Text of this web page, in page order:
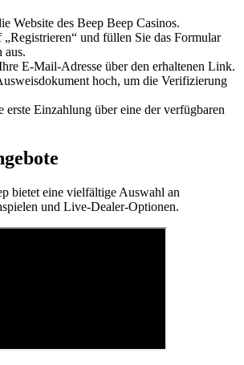
Website des Beep Beep Casinos.
und füllen Sie das Formular
aus.
E-Mail-Adresse über den erhaltenen Link.
hoch, um die Verifizierung
erste Einzahlung über eine der verfügbaren
bietet eine vielfältige Auswahl an
und Live-Dealer-Optionen.